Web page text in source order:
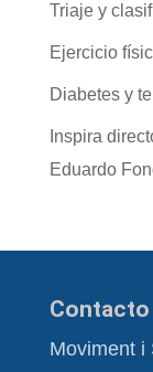
Triaje y
Ejercicio
Diabetes y
Inspira
Eduardo
Contacto
Moviment i